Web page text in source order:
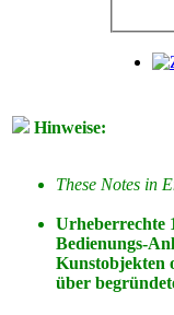
Hinweise:
These Notes in
Urheberrechte
Bedienungs-
Kunstobjekten
über